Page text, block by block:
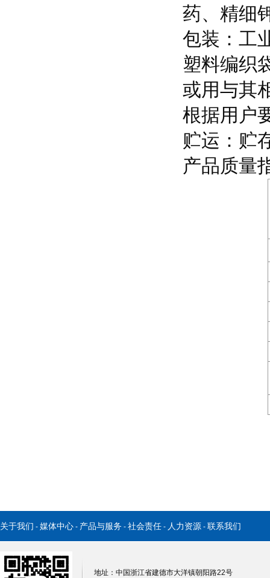
药、精细
包装：工
塑料编织
或用与其
根据用户
贮运：贮
产品质量
关于我们 - 媒体中心 - 产品与服务 - 社会责任 - 人力资源 - 联系我们
地址：中国浙江省建德市大洋镇朝阳路22号